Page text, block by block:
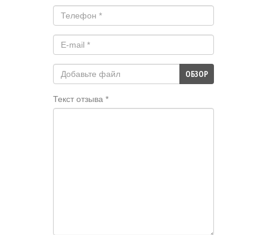
ОБЗОР
Текст отзыва *